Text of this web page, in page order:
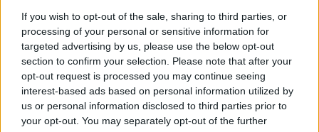
If you wish to opt-out of the sale, sharing to third parties, or
processing of your personal or sensitive information for
targeted advertising by us, please use the below opt-out
section to confirm your selection. Please note that after your
opt-out request is processed you may continue seeing
interest-based ads based on personal information utilized by
us or personal information disclosed to third parties prior to
your opt-out. You may separately opt-out of the further
formato dall’impasto delcornettoe da quello
dei donuts), enoci di cocco personalizzate